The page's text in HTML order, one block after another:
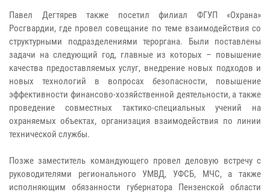
Павел Дегтярев также посетил филиал ФГУП «Охрана»
Росгвардии, где провел совещание по теме взаимодействия со
структурными подразделениями тероргана. Были поставлены
задачи на следующий год, главные из которых – повышение
качества предоставляемых услуг, внедрение новых подходов и
новых технологий в вопросах безопасности, повышение
эффективности финансово-хозяйственной деятельности, а также
проведение совместных тактико-специальных учений на
охраняемых объектах, организация взаимодействия по линии
технической службы.
Позже заместитель командующего провел деловую встречу с
руководителями регионального УМВД, УФСБ, МЧС, а также
исполняющим обязанности губернатора Пензенской области